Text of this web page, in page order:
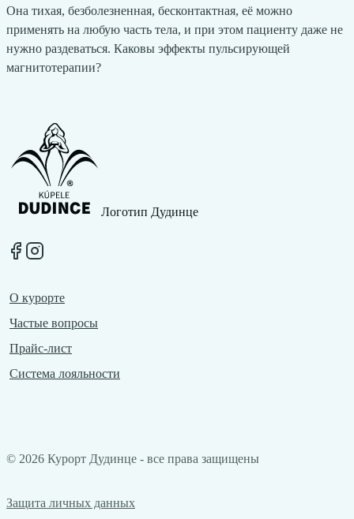
Она тихая, безболезненная, бесконтактная, её можно
применять на любую часть тела, и при этом пациенту даже не
нужно раздеваться. Каковы эффекты пульсирующей
магнитотерапии?
Логотип Дудинце
O курортe
Частые вопросы
Прайс-лист
Система лояльности
© 2026 Курорт Дудинце - все права защищены
Защита личных данных